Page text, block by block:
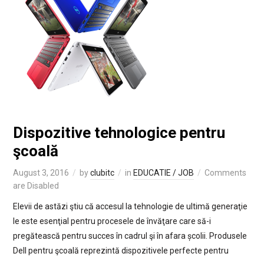
Dispozitive tehnologice pentru
şcoală
August 3, 2016 byclubitc in EDUCATIE / JOB
Comments
are Disabled
Elevii de astăzi ştiu că accesul la tehnologie de ultimă generaţie
le este esenţial pentru procesele de învăţare care să-i
pregătească pentru succes în cadrul şi în afara școlii. Produsele
Dell pentru şcoală reprezintă dispozitivele perfecte pentru